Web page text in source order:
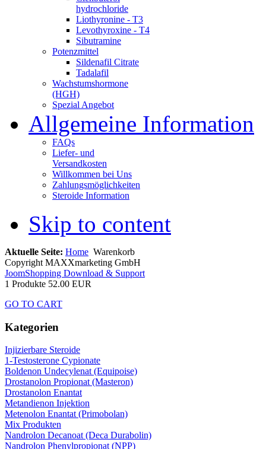
hydrochloride
Liothyronine - T3
Levothyroxine - T4
Sibutramine
Potenzmittel
Sildenafil Citrate
Tadalafil
Wachstumshormone
(HGH)
Spezial Angebot
Allgemeine Information
FAQs
Liefer- und
Versandkosten
Willkommen bei Uns
Zahlungsmöglichkeiten
Steroide Information
Skip to content
Aktuelle Seite: Home Warenkorb
Copyright MAXXmarketing GmbH
JoomShopping Download & Support
1 Produkte 52.00 EUR
GO TO CART
Kategorien
Injizierbare Steroide
1-Testosterone Cypionate
Boldenon Undecylenat (Equipoise)
Drostanolon Propionat (Masteron)
Drostanolon Enantat
Metandienon Injektion
Metenolon Enantat (Primobolan)
Mix Produkten
Nandrolon Decanoat (Deca Durabolin)
Nandrolon Phenylpropionat (NPP)